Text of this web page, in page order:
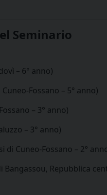
Seminario
– 6° anno)
Fossano – 5° anno)
– 3° anno)
– 3° anno)
di Cuneo-Fossano – 2°
Repubblica